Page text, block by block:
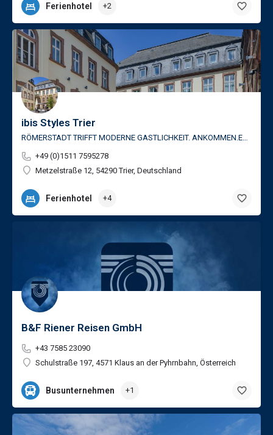
Ferienhotel +2
ibis Styles Trier
+49 (0)1511 7595278
Metzelstraße 12, 54290 Trier, Deutschland
Ferienhotel +4
B&F Riener Reisen GmbH
+43 7585 23090
Schulstraße 197, 4571 Klaus an der Pyhrnbahn, Österreich
Busunternehmen +1